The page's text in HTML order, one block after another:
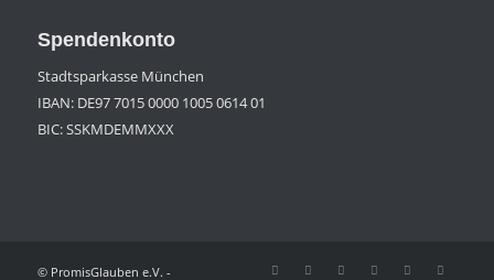
Spendenkonto
Stadtsparkasse München
IBAN: DE97 7015 0000 1005 0614 01
BIC: SSKMDEMMXXX
© PromisGlauben e.V. -